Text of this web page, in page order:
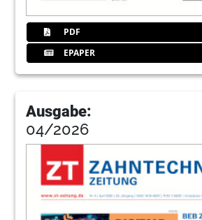
PDF
EPAPER
Ausgabe:
04/2026